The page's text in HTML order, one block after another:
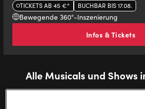
TICKETS AB 45 €* BUCHBAR BIS 17.08.
Bewegende 360°-Inszenierung
Infos & Tickets
Alle Musicals und Shows
Gänsehaut, große Emotionen und